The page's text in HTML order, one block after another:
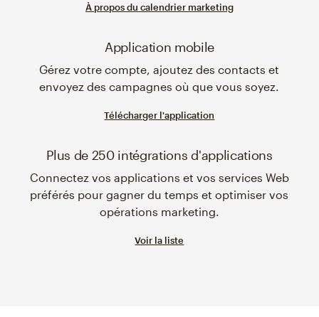
À propos du calendrier marketing
Application mobile
Gérez votre compte, ajoutez des contacts et
envoyez des campagnes où que vous soyez.
Télécharger l'application
Plus de 250 intégrations d'applications
Connectez vos applications et vos services Web
préférés pour gagner du temps et optimiser vos
opérations marketing.
Voir la liste